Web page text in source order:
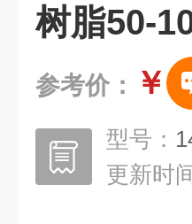
树脂50-
参考价： ￥
型号：
更新时